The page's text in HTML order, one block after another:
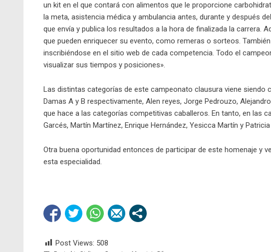
un kit en el que contará con alimentos que le proporcione
la meta, asistencia médica y ambulancia antes, durante y después
que envía y publica los resultados a la hora de finalizada la carrera.
que pueden enriquecer su evento, como remeras o sorteos.
inscribiéndose en el sitio web de cada competencia. Todo el
visualizar sus tiempos y posiciones».
Las distintas categorías de este campeonato clausura viene siendo
Damas A y B respectivamente, Alen reyes, Jorge Pedrouzo,
que hace a las categorías competitivas caballeros. En tanto, en las
Garcés, Martín Martínez, Enrique Hernández, Yesicca Martín y
Otra buena oportunidad entonces de participar de este homenaje y
esta especialidad.
Post Views: 508